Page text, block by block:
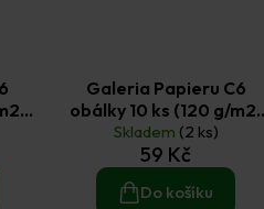
Galeria Papieru C6
obálky 10 ks (120 g/m2)
hladké hnědé
Skladem (2 ks)
59 Kč
Do košíku